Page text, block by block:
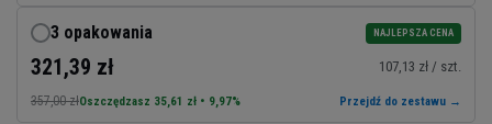
NAJLEPSZA CENA
3 opakowania
321,39 zł 107,13 zł / szt.
357,00 złOszczędzasz 35,61 zł • 9,97% Przejdź do zestawu →